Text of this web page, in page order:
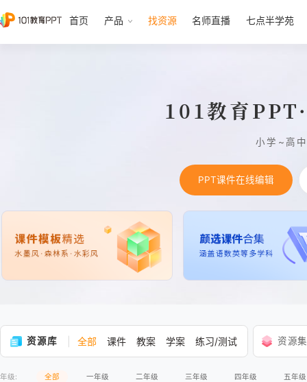
首页 产品 找资源 名师直播 七点半学苑
101教育
小学~高
PPT课件在线编辑
资源库 全部 课件 教案 学案 练习/测试 资源
年级: 全部 一年级 二年级 三年级 四年级 五年级